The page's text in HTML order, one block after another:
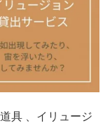
具 、イリュージ